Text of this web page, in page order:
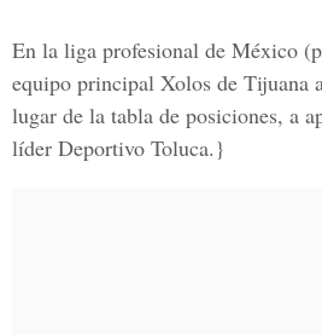
En la liga profesional de México
equipo principal Xolos de Tijuana
lugar de la tabla de posiciones, a
líder Deportivo Toluca.}